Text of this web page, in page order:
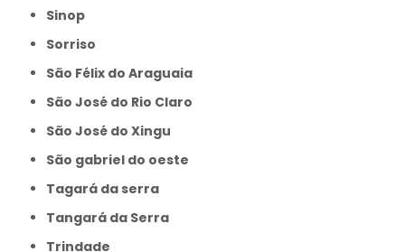
Sinop
Sorriso
São Félix do Araguaia
São José do Rio Claro
São José do Xingu
São gabriel do oeste
Tagará da serra
Tangará da Serra
Trindade